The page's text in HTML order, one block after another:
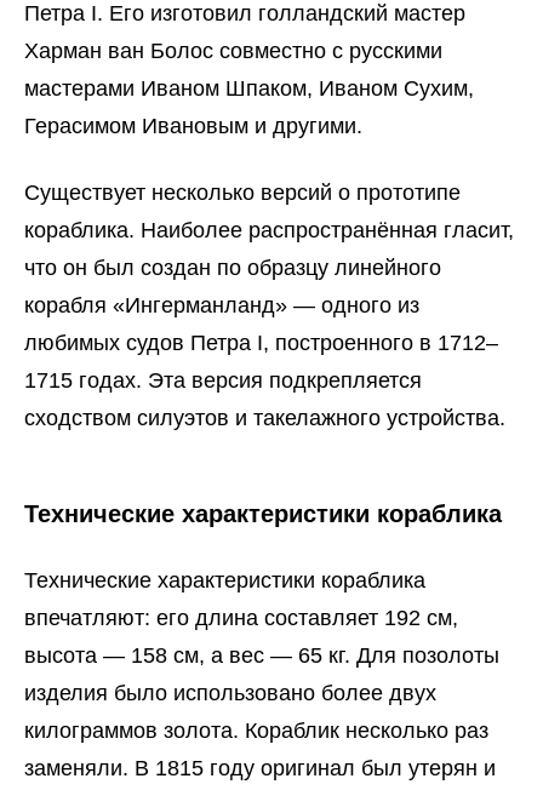
Петра I. Его изготовил голландский мастер
Харман ван Болос совместно с русскими
мастерами Иваном Шпаком, Иваном Сухим,
Герасимом Ивановым и другими.
Существует несколько версий о прототипе
кораблика. Наиболее распространённая гласит,
что он был создан по образцу линейного
корабля «Ингерманланд» — одного из
любимых судов Петра I, построенного в 1712–
1715 годах. Эта версия подкрепляется
сходством силуэтов и такелажного устройства.
Технические характеристики кораблика
Технические характеристики кораблика
впечатляют: его длина составляет 192 см,
высота — 158 см, а вес — 65 кг. Для позолоты
изделия было использовано более двух
килограммов золота. Кораблик несколько раз
заменяли. В 1815 году оригинал был утерян и